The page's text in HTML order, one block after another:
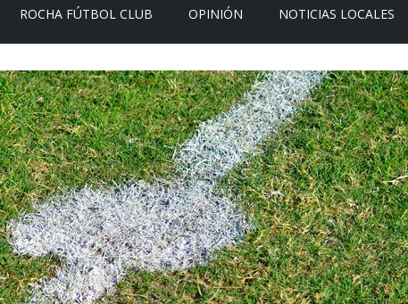
ROCHA FÚTBOL CLUB OPINIÓN NOTICIAS LOCALES